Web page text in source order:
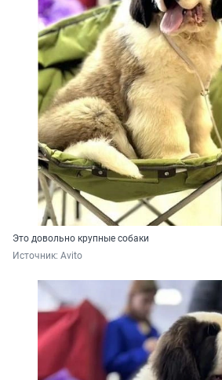
Это довольно крупные собаки
Источник: Avito